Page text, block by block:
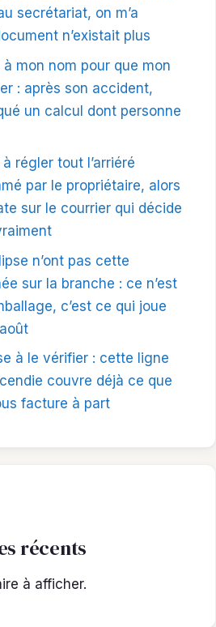
secrétariat, on m’a
n’existait plus
à mon nom pour que mon
: après son accident,
un calcul dont personne
régler tout l’arriéré
par le propriétaire, alors
sur le courrier qui décide
n’ont pas cette
sur la branche : ce n’est
c’est ce qui joue
à le vérifier : cette ligne
couvre déjà ce que
facture à part
récents
à afficher.